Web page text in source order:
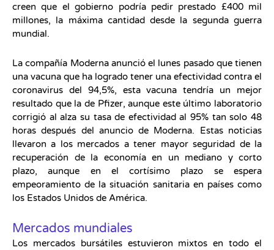
creen que el gobierno podría pedir prestado £400 mil
millones, la máxima cantidad desde la segunda guerra
mundial.
La compañía Moderna anunció el lunes pasado que tienen
una vacuna que ha logrado tener una efectividad contra el
coronavirus del 94,5%, esta vacuna tendría un mejor
resultado que la de Pfizer, aunque este último laboratorio
corrigió al alza su tasa de efectividad al 95% tan solo 48
horas después del anuncio de Moderna. Estas noticias
llevaron a los mercados a tener mayor seguridad de la
recuperación de la economía en un mediano y corto
plazo, aunque en el cortísimo plazo se espera
empeoramiento de la situación sanitaria en países como
los Estados Unidos de América.
Mercados mundiales
Los mercados bursátiles estuvieron mixtos en todo el